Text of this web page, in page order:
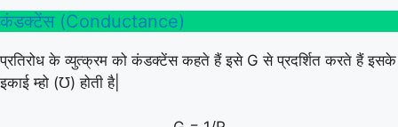
कंडक्टेंस (Conductance)
प्रतिरोध के व्युत्क्रम को कंडक्टेंस कहते हैं इसे G से प्रदर्शित करते हैं इसके
इकाई म्हो (℧) होती है|